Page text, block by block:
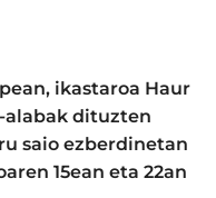
ikastaroa Haur
alabak dituzten
saio ezberdinetan
15ean eta 22an